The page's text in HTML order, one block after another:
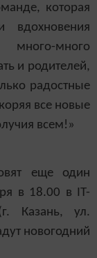
которая
вдохновения
много
и родителей,
радостные
все новые
всем!»
еще один
в 18.00 в IT-
Казань, ул.
новогодний